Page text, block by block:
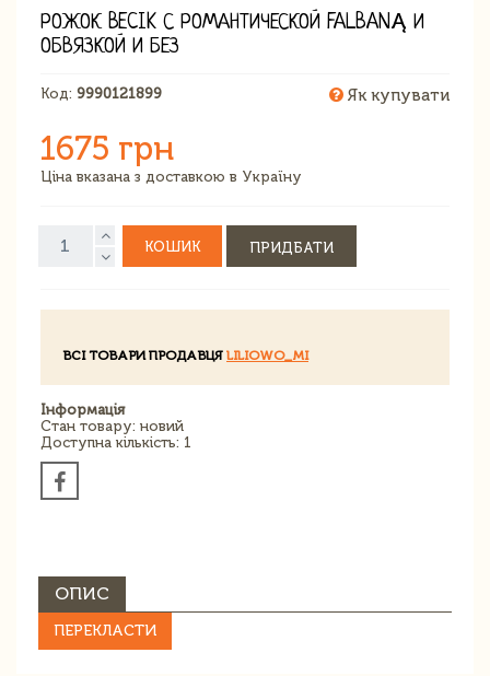
РОЖОК BECIK С РОМАНТИЧЕСКОЙ FALBANĄ И
ОБВЯЗКОЙ И БЕЗ
Код: 9990121899 Як купувати
1675 грн
Ціна вказана з доставкою в Україну
КОШИК ПРИДБАТИ
ВСІ ТОВАРИ ПРОДАВЦЯ LILIOWO_MI
Інформація
Стан товару: новий
Доступна кількість: 1
ОПИС
ПЕРЕКЛАСТИ